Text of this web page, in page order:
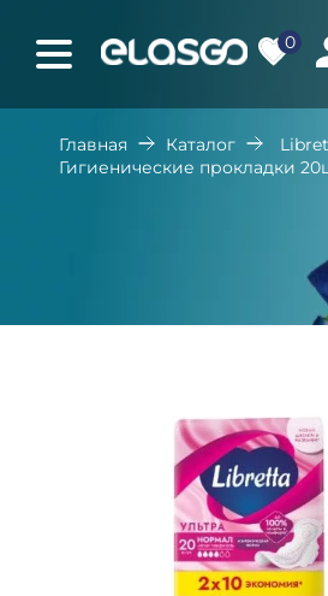
0
Главная Каталог
Гигиенические прокладки